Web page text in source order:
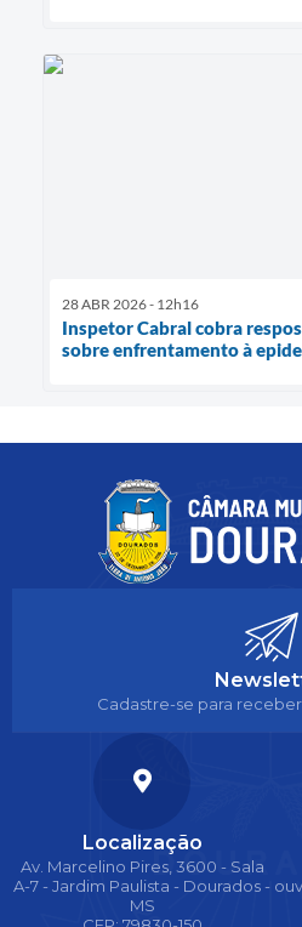
28 ABR 2026 - 12h16
Inspetor Cabral cobra
sobre enfrentamento à
Cadastre-se para
Localização
Av. Marcelino Pires, 3600 - Sala
A-7 - Jardim Paulista - Dourados -
MS